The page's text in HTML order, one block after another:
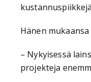
Hänen
– Nykyisessä
projekteja